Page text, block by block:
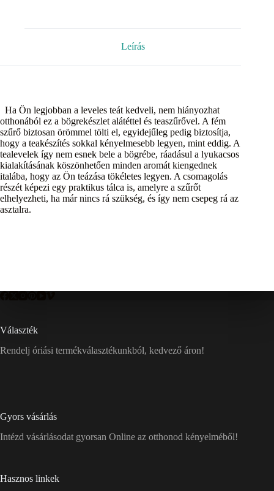
Leírás
Ha Ön legjobban a leveles teát kedveli, nem hiányozhat
otthonából ez a bögrekészlet alátéttel és teaszűrővel. A fém
szűrő biztosan örömmel tölti el, egyidejűleg pedig biztosítja,
hogy a teakészítés sokkal kényelmesebb legyen, mint eddig. A
tealevelek így nem esnek bele a bögrébe, ráadásul a lyukacsos
kialakításának köszönhetően minden aromát kiengednek
italába, hogy az Ön teázása tökéletes legyen. A csomagolás
részét képezi egy praktikus tálca is, amelyre a szűrőt
elhelyezheti, ha már nincs rá szükség, és így nem csepeg rá az
asztalra.
Választék
Rendelj óriási termékválasztékunkból, kedvező áron!
Gyors vásárlás
Intézd vásárlásodat gyorsan Online az otthonod kényelméből!
Hasznos linkek